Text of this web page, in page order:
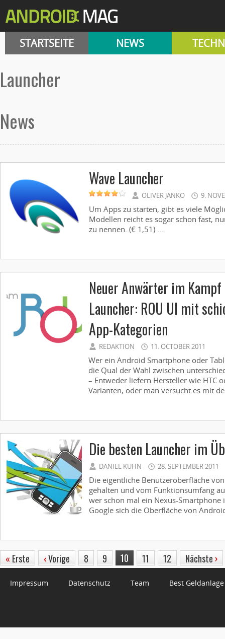
STARTSEITE NEWS
Launcher
News
Wave Launcher
OLIVER JANKO 9.
Um Apps zu starten, gibt es viele
Modellen reicht es sogar schon fast,
zu nennen. (€ 1,51) ...
Neuer Anwärter im
Launcher: ROU UI mit
App-Kategorien
REDAKTION 11. OCTOBER 2011
Wer ein Android Smartphone oder
die Qual der Wahl zwischen
– Entweder liefern Hersteller wie HTC
Varianten, oder man versucht es mit
Die besten Launcher im
DANIEL KUHN 28. SEPTEMBER 2011
Die eigentliche Benutzeroberfläche
gehalten und vom Funktionsumfang
wer schon mal ein Nexus-
Google sich die Oberfläche von
« Erste ‹Vorige 8 9 10 11 12 Nächste ›
Impressum Datenschutz Team Best Geldanlage